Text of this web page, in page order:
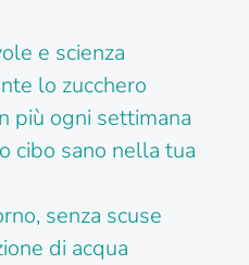
e scienza
lo zucchero
più ogni settimana
cibo sano nella tua
senza scuse
di acqua